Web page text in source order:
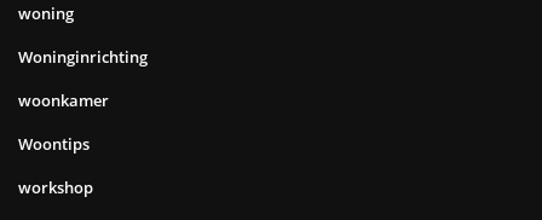
woning
Woninginrichting
woonkamer
Woontips
workshop